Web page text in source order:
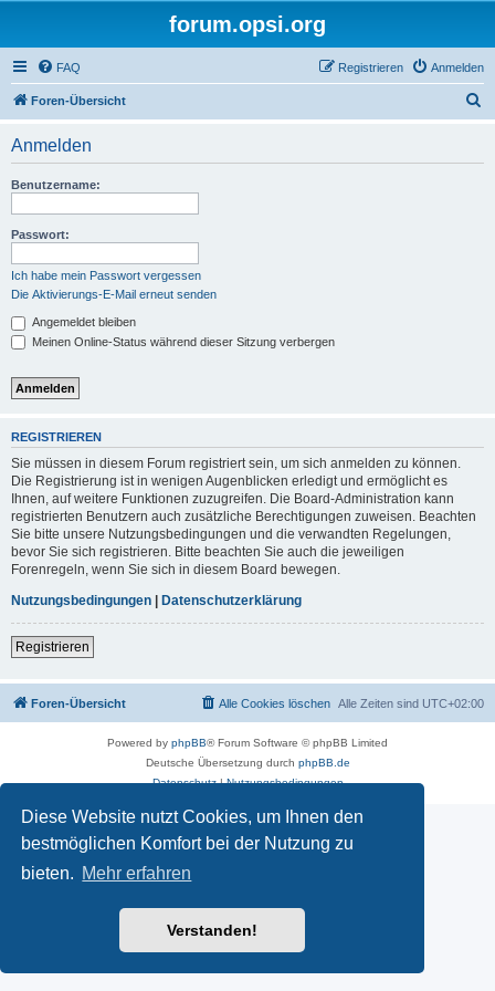
Diese Website nutzt Cookies, um Ihnen den
bestmöglichen Komfort bei der Nutzung zu
bieten. Mehr erfahren
Verstanden!
forum.opsi.org
FAQ Anmelden
Registrieren
Foren-Übersicht
Anmelden
Benutzername:
Passwort:
Ich habe mein Passwort vergessen
Die Aktivierungs-E-Mail erneut senden
Angemeldet bleiben
Meinen Online-Status während dieser Sitzung verbergen
REGISTRIEREN
Sie müssen in diesem Forum registriert sein, um sich anmelden zu können.
Die Registrierung ist in wenigen Augenblicken erledigt und ermöglicht es
Ihnen, auf weitere Funktionen zuzugreifen. Die Board-Administration kann
registrierten Benutzern auch zusätzliche Berechtigungen zuweisen. Beachten
Sie bitte unsere Nutzungsbedingungen und die verwandten Regelungen,
bevor Sie sich registrieren. Bitte beachten Sie auch die jeweiligen
Forenregeln, wenn Sie sich in diesem Board bewegen.
Nutzungsbedingungen | Datenschutzerklärung
Registrieren
Foren-Übersicht Alle Zeiten sind UTC+02:00
Alle Cookies löschen
Powered by phpBB® Forum Software © phpBB Limited
Deutsche Übersetzung durch phpBB.de
Datenschutz|Nutzungsbedingungen